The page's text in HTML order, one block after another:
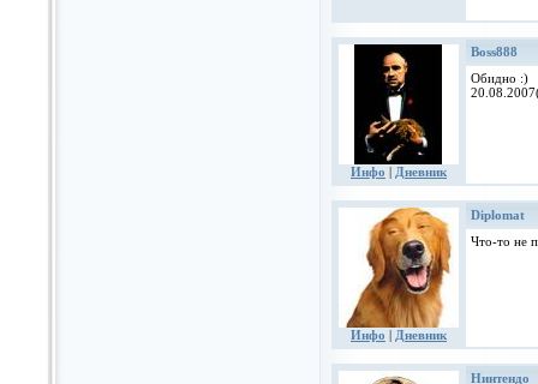
Инфо | Дневник
Boss888
Обидно :)
Инфо | Дневник
Diplomat
Что-то не
Нинтендо